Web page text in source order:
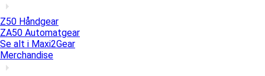
Z50 Håndgear
ZA50 Automatgear
Se alt i Maxi2Gear
Merchandise